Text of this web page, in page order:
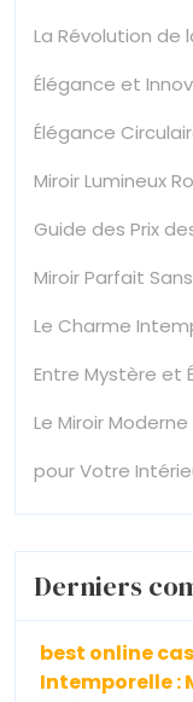
La Révolution de
Élégance et
Élégance
Miroir Lumineux
Guide des Prix
Miroir Parfait
Le Charme
Entre Mystère et
Le Miroir
pour Votre
Derniers
best online
Intemporelle :